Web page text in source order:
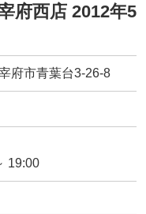
府西店 2012年5
府市青葉台3-26-8
19:00